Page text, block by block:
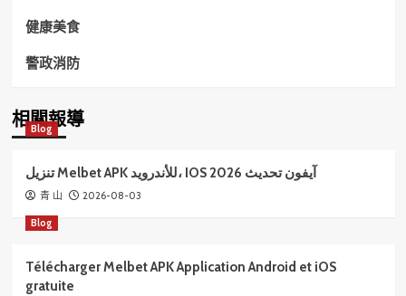
健康美食
警政消防
相關報導
Blog
تنزيل Melbet APK للأندرويد، IOS آيفون تحديث 2026
青 山 2026-08-03
Blog
Télécharger Melbet APK Application Android et iOS
gratuite